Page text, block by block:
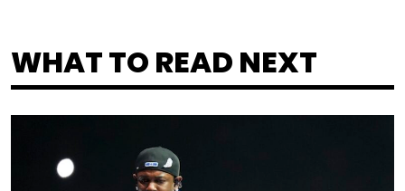
WHAT TO READ NEXT